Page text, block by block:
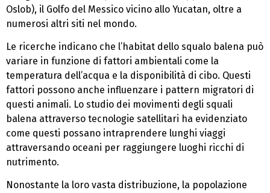
Oslob), il Golfo del Messico vicino allo Yucatan, oltre a
numerosi altri siti nel mondo.
Le ricerche indicano che l’habitat dello squalo balena può
variare in funzione di fattori ambientali come la
temperatura dell’acqua e la disponibilità di cibo. Questi
fattori possono anche influenzare i pattern migratori di
questi animali. Lo studio dei movimenti degli squali
balena attraverso tecnologie satellitari ha evidenziato
come questi possano intraprendere lunghi viaggi
attraversando oceani per raggiungere luoghi ricchi di
nutrimento.
Nonostante la loro vasta distribuzione, la popolazione